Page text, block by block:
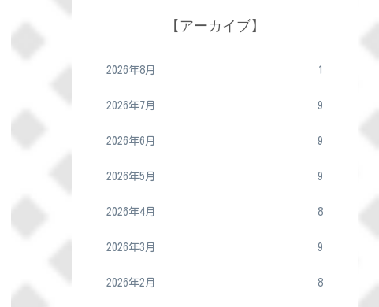
【アーカイブ】
2026年8月 1
2026年7月 9
2026年6月 9
2026年5月 9
2026年4月 8
2026年3月 9
2026年2月 8